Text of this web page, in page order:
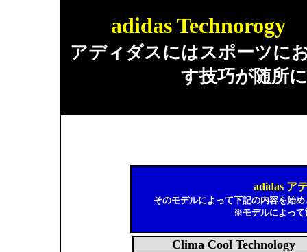
adidas
アディダスにはスポーツに
す技巧が随所
adidas ア
そのモデルによって下記の内容を始
※モデルによって
Clima Cool Technology